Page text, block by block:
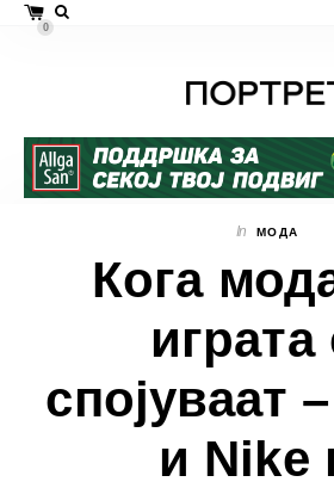
0
In МОДА
Кога
играта
спојуваат
и Nike